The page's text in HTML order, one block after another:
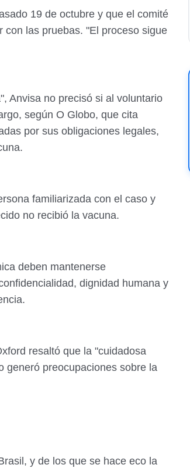
19 de octubre y que el comité
con las pruebas. "El proceso sigue
Anvisa no precisó si al voluntario
según O Globo, que cita
por sus obligaciones legales,
familiarizada con el caso y
no recibió la vacuna.
deben mantenerse
dignidad humana y
resaltó que la "cuidadosa
generó preocupaciones sobre la
y de los que se hace eco la